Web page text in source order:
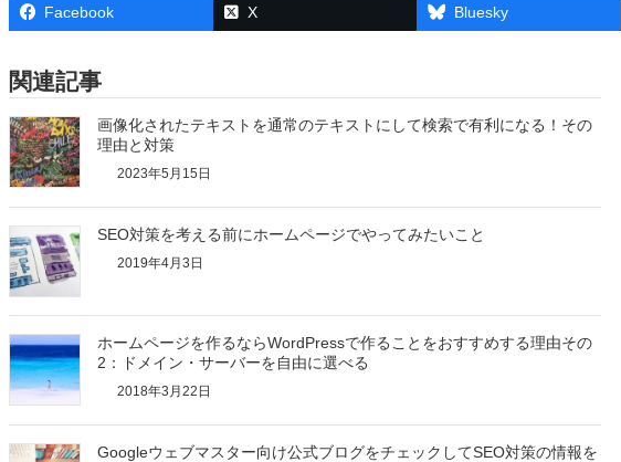
Facebook X Bluesky
関連記事
画像化されたテキストを通常のテキストにして検索で有利になる！その
理由と対策
2023年5月15日
SEO対策を考える前にホームページでやってみたいこと
2019年4月3日
ホームページを作るならWordPressで作ることをおすすめする理由その
2：ドメイン・サーバーを自由に選べる
2018年3月22日
Googleウェブマスター向け公式ブログをチェックしてSEO対策の情報を